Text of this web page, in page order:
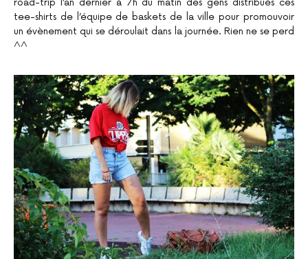
tee-shirts de l’équipe de baskets de la ville pour promouvoir
un évènement qui se déroulait dans la journée. Rien ne se perd
^^